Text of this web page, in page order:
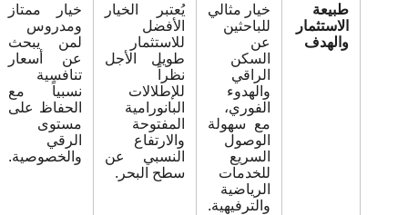
طبيعة
الاستثمار
والهدف
خيار مثالي
للباحثين
السكن
الراقي
والهدوء
الفوري،
مع سهولة
الوصول
السريع
للخدمات
الرياضية
والترفيهية.
يُعتبر الخيار
الأفضل
للاستثمار
طويل الأجل
للإطلالات
البانورامية
المفتوحة
والارتفاع
النسبي عن
سطح البحر.
خيار ممتاز
ومدروس
لمن يبحث
عن أسعار
تنافسية
نسبياً مع
الحفاظ على
مستوى
الرقي
والخصوصية.